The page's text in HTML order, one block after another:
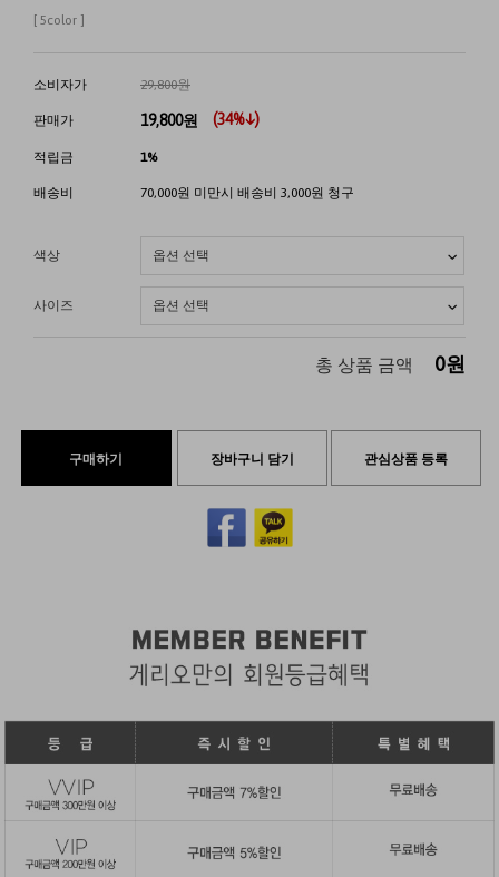
[ 5color ]
소비자가 29,800원
판매가 19,800원 (34%↓)
적립금 1%
배송비 70,000원 미만시 배송비 3,000원 청구
색상
사이즈
총 상품 금액 0원
구매하기 장바구니 담기 관심상품 등록